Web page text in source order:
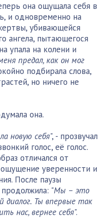
она ощущала себя в
и одновременно на
убивающейся
ангела, пытающегося
упала на колени и
предал, как он мог
подбирала слова,
но ничего не
она.
новую себя", - прозвучал
голос, её голос.
отличался от
уверенности и
После паузы
"Мы – это
Ты впервые так
нас, вернее себя".